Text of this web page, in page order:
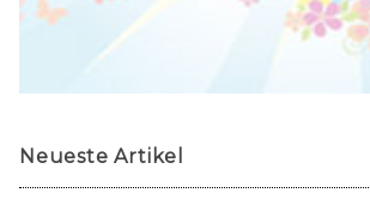
Neueste Artikel